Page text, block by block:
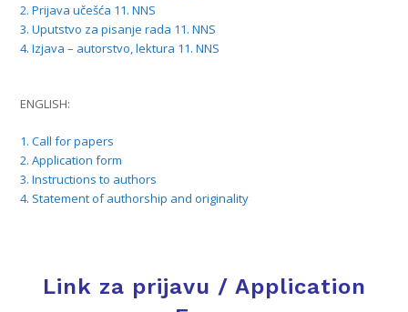
2. Prijava učešća 11. NNS
3. Uputstvo za pisanje rada 11. NNS
4. Izjava – autorstvo, lektura 11. NNS
ENGLISH:
1. Call for papers
2. Application form
3. Instructions to authors
4. Statement of authorship and originality
Link za prijavu / Application